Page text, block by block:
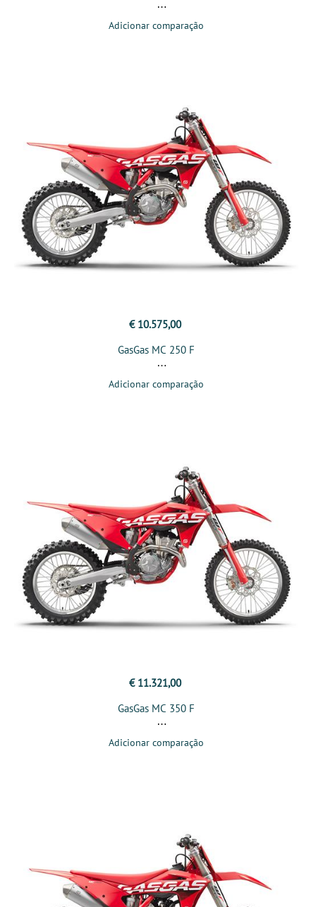
Adicionar comparação
€ 10.575,00
GasGas MC 250 F
Adicionar comparação
€ 11.321,00
GasGas MC 350 F
Adicionar comparação